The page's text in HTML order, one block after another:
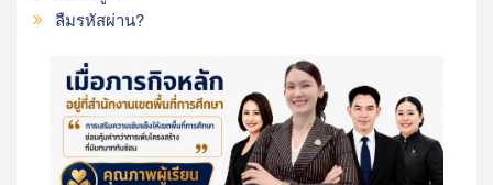
ลืมรหัสผ่าน?